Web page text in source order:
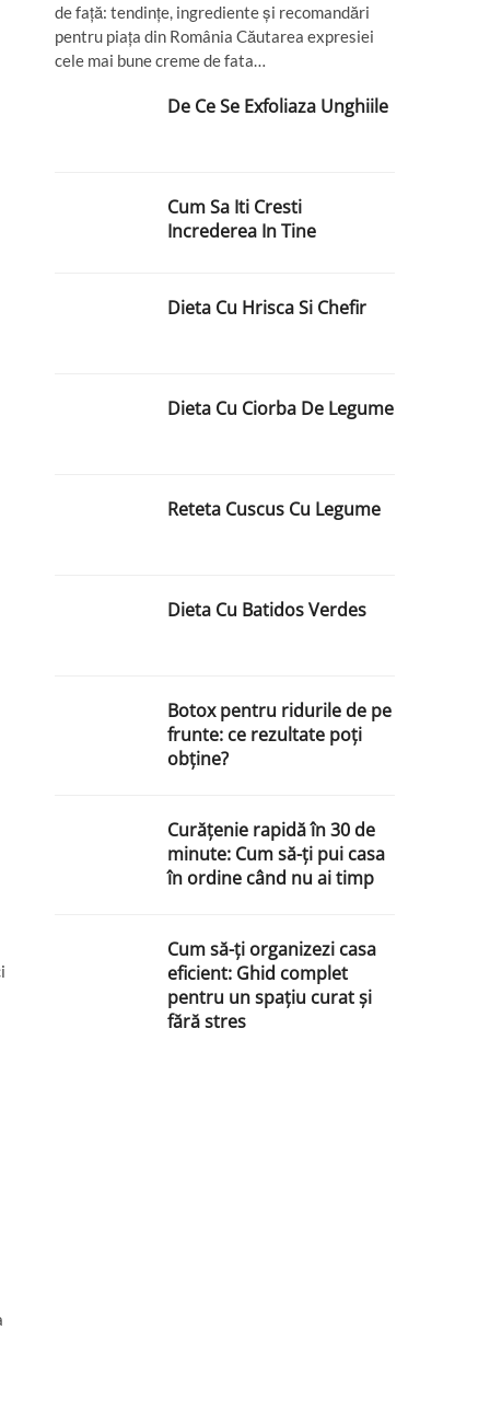
de față: tendințe, ingrediente și recomandări
pentru piața din România Căutarea expresiei
cele mai bune creme de fata…
De Ce Se Exfoliaza Unghiile
Cum Sa Iti Cresti
Increderea In Tine
Dieta Cu Hrisca Si Chefir
Dieta Cu Ciorba De Legume
Reteta Cuscus Cu Legume
Dieta Cu Batidos Verdes
Botox pentru ridurile de pe
frunte: ce rezultate poți
obține?
Curățenie rapidă în 30 de
minute: Cum să-ți pui casa
în ordine când nu ai timp
Cum să-ți organizezi casa
eficient: Ghid complet
pentru un spațiu curat și
fără stres